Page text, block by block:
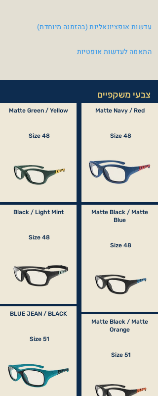
עדשות אופציונאליות (בהזמנה מיוחדת)
התאמה לעדשות אופטיות
צבעי משקפיים
Matte Green / Yellow
Size 48
Black / Light Mint
Size 48
BLUE JEAN / BLACK
Size 51
Matte Navy / Red
Size 48
Matte Black / Matte
Blue
Size 48
Matte Black / Matte
Orange
Size 51